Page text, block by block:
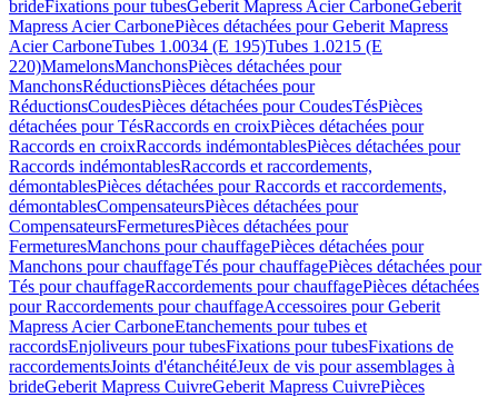
brideFixations pour tubesGeberit Mapress Acier CarboneGeberit
Mapress Acier CarbonePièces détachées pour Geberit Mapress
Acier CarboneTubes 1.0034 (E 195)Tubes 1.0215 (E
220)MamelonsManchonsPièces détachées pour
ManchonsRéductionsPièces détachées pour
RéductionsCoudesPièces détachées pour CoudesTésPièces
détachées pour TésRaccords en croixPièces détachées pour
Raccords en croixRaccords indémontablesPièces détachées pour
Raccords indémontablesRaccords et raccordements,
démontablesPièces détachées pour Raccords et raccordements,
démontablesCompensateursPièces détachées pour
CompensateursFermeturesPièces détachées pour
FermeturesManchons pour chauffagePièces détachées pour
Manchons pour chauffageTés pour chauffagePièces détachées pour
Tés pour chauffageRaccordements pour chauffagePièces détachées
pour Raccordements pour chauffageAccessoires pour Geberit
Mapress Acier CarboneEtanchements pour tubes et
raccordsEnjoliveurs pour tubesFixations pour tubesFixations de
raccordementsJoints d'étanchéitéJeux de vis pour assemblages à
brideGeberit Mapress CuivreGeberit Mapress CuivrePièces